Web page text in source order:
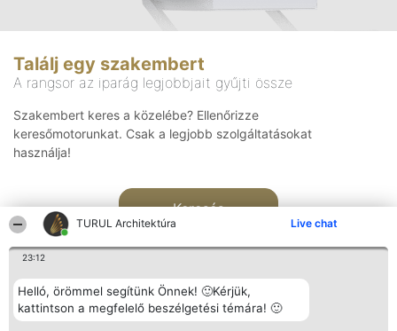
TURUL Architektúra Live chat
23:12
Helló, örömmel segítünk Önnek! 🙂Kérjük,
kattintson a megfelelő beszélgetési témára! 🙂
Találj egy szakembert
A rangsor az iparág legjobbjait gyűjti össze
Szakembert keres a közelébe? Ellenőrizze
keresőmotorunkat. Csak a legjobb szolgáltatásokat
használja!
Keresés